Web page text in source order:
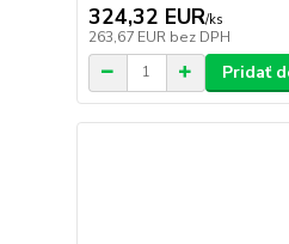
324,32 EUR/ks
263,67 EUR bez DPH
Pridať